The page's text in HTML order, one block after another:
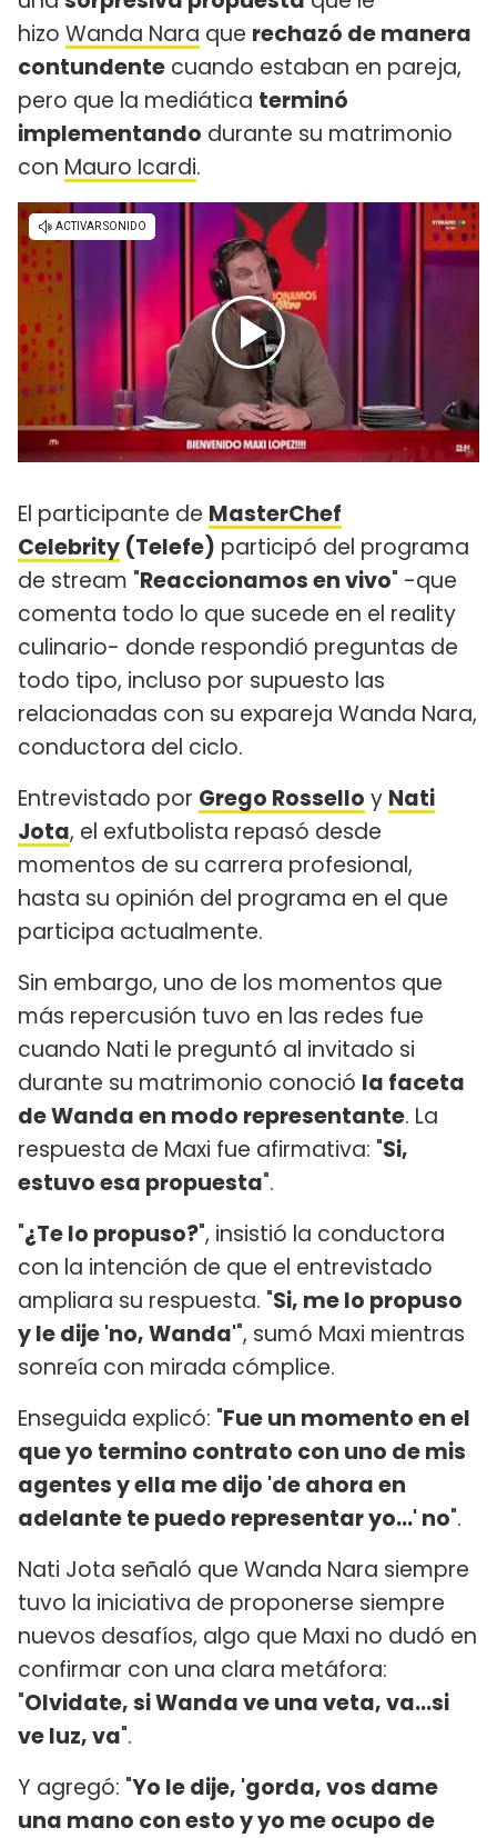
hizo Wanda Nara que rechazó de manera
contundente cuando estaban en pareja,
pero que la mediática terminó
implementando durante su matrimonio
con Mauro Icardi.
El participante de MasterChef
Celebrity (Telefe) participó del programa
de stream "Reaccionamos en vivo" -que
comenta todo lo que sucede en el reality
culinario- donde respondió preguntas de
todo tipo, incluso por supuesto las
relacionadas con su expareja Wanda Nara,
conductora del ciclo.
Entrevistado por Grego Rossello y Nati
Jota, el exfutbolista repasó desde
momentos de su carrera profesional,
hasta su opinión del programa en el que
participa actualmente.
Sin embargo, uno de los momentos que
más repercusión tuvo en las redes fue
cuando Nati le preguntó al invitado si
durante su matrimonio conoció la faceta
de Wanda en modo representante. La
respuesta de Maxi fue afirmativa: "Si,
estuvo esa propuesta".
"¿Te lo propuso?", insistió la conductora
con la intención de que el entrevistado
ampliara su respuesta. "Si, me lo propuso
y le dije 'no, Wanda'", sumó Maxi mientras
sonreía con mirada cómplice.
Enseguida explicó: "Fue un momento en el
que yo termino contrato con uno de mis
agentes y ella me dijo 'de ahora en
adelante te puedo representar yo...' no".
Nati Jota señaló que Wanda Nara siempre
tuvo la iniciativa de proponerse siempre
nuevos desafíos, algo que Maxi no dudó en
confirmar con una clara metáfora:
"Olvidate, si Wanda ve una veta, va...si
ve luz, va".
Y agregó: "Yo le dije, 'gorda, vos dame
una mano con esto y yo me ocupo de